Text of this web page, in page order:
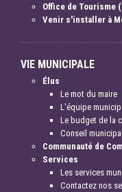
Office de Tourisme
Venir s'installer à
VIE MUNICIPALE
Élus
Le mot du maire
L'équipe
Le budget de la
Conseil municipal
Communauté de
Services
Les services
Contactez nos